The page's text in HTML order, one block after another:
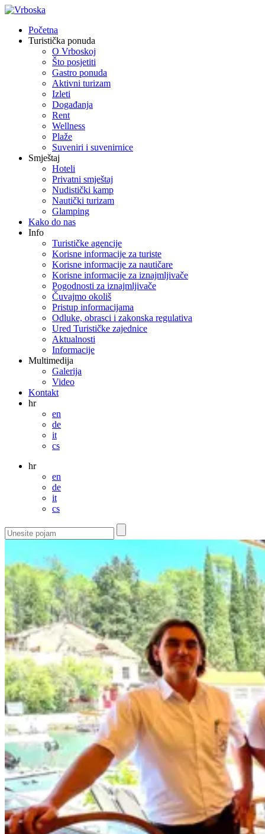
Početna
Turistička ponuda
O Vrboskoj
Što posjetiti
Gastro ponuda
Aktivni turizam
Izleti
Događanja
Rent
Wellness
Plaže
Suveniri i suvenirnice
Smještaj
Hoteli
Privatni smještaj
Nudistički kamp
Nautički turizam
Glamping
Kako do nas
Info
Turističke agencije
Korisne informacije za turiste
Korisne informacije za nautičare
Korisne informacije za iznajmljivače
Pogodnosti za iznajmljivače
Čuvajmo okoliš
Pristup informacijama
Odluke, obrasci i zakonska regulativa
Ured Turističke zajednice
Aktualnosti
Informacije
Multimedija
Galerija
Video
Kontakt
hr
en
de
it
cs
hr
en
de
it
cs